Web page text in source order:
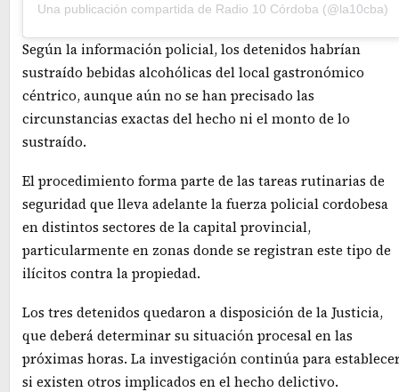
Una publicación compartida de Radio 10 Córdoba (@la10cba)
Según la información policial, los detenidos habrían
sustraído bebidas alcohólicas del local gastronómico
céntrico, aunque aún no se han precisado las
circunstancias exactas del hecho ni el monto de lo
sustraído.
El procedimiento forma parte de las tareas rutinarias de
seguridad que lleva adelante la fuerza policial cordobesa
en distintos sectores de la capital provincial,
particularmente en zonas donde se registran este tipo de
ilícitos contra la propiedad.
Los tres detenidos quedaron a disposición de la Justicia,
que deberá determinar su situación procesal en las
próximas horas. La investigación continúa para
si existen otros implicados en el hecho delictivo.